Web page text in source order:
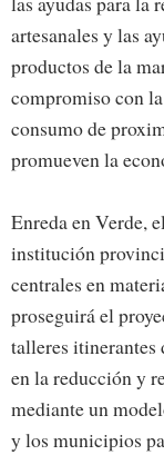
artesanales y las
productos de la
compromiso con
consumo de
promueven la
Enreda en Verde,
institución
centrales en
proseguirá el
talleres itinerantes
en la reducción y
mediante un
y los municipios